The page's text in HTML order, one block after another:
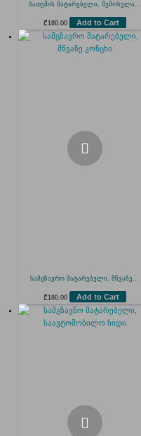
ბათუმის მატარებელი, შემოსვლა...
₾ 180.00 Add to Cart
სამგზავრო მატარებელი, მწვანე...
₾ 180.00 Add to Cart